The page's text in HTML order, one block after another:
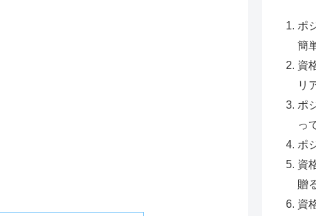
ポ
簡
資
リ
ポ
っ
ポ
資
贈
資